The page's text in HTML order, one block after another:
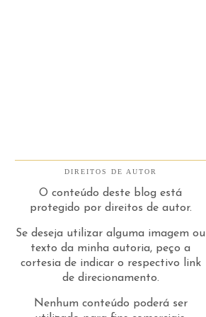
DIREITOS DE AUTOR
O conteúdo deste blog está
protegido por direitos de autor.
Se deseja utilizar alguma imagem ou
texto da minha autoria, peço a
cortesia de indicar o respectivo link
de direcionamento.
Nenhum conteúdo poderá ser